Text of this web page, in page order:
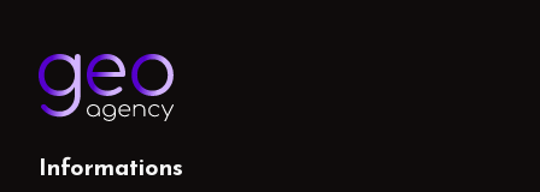
Informations